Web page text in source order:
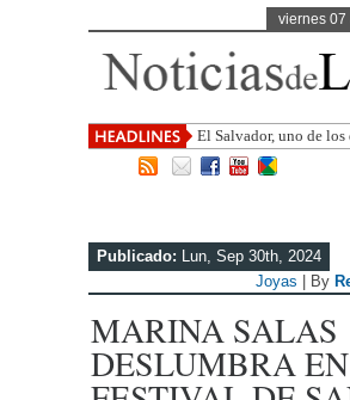
viernes 07
El Salvador, uno de los
mayor proyección de
Publicado: Lun, Sep 30th, 2024
Joyas | By
MARINA SALAS
DESLUMBRA